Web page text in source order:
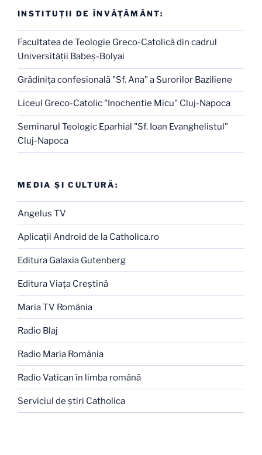
INSTITUŢII DE ÎNVĂŢĂMÂNT:
Facultatea de Teologie Greco-Catolică din cadrul
Universităţii Babeş-Bolyai
Grădiniţa confesională "Sf. Ana" a Surorilor Baziliene
Liceul Greco-Catolic "Inochentie Micu" Cluj-Napoca
Seminarul Teologic Eparhial "Sf. Ioan Evanghelistul"
Cluj-Napoca
MEDIA ŞI CULTURĂ:
Angelus TV
Aplicaţii Android de la Catholica.ro
Editura Galaxia Gutenberg
Editura Viaţa Creştină
Maria TV România
Radio Blaj
Radio Maria România
Radio Vatican în limba română
Serviciul de ştiri Catholica